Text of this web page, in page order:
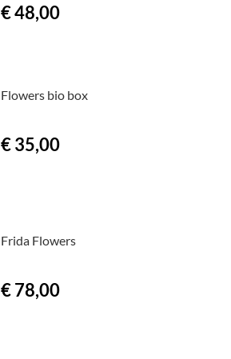
€ 48,00
Flowers bio box
€ 35,00
Frida Flowers
€ 78,00